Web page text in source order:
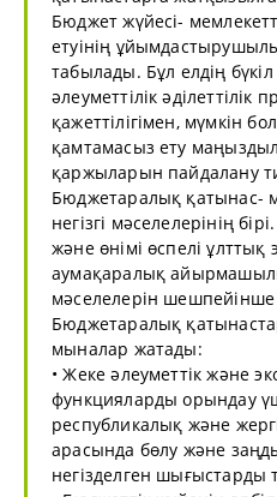
Бюджет жүйесі-
етуінің
табылады. Бұл елдің
әлеуметтілік әділеттілік
қажеттілігімен, мүмкін
қамтамасыз ету
қаржыларын пайдалану
Бюджетаралық қатынас-
негізгі мәселелерінің
және өнімі өспелі
аумақаралық
мәселелерін
Бюджетаралық
мыналар жатады:
• Жеке әлеуметтік және
функцияларды орындау
республикалық және
арасында бөлу және
негізделген шығыстарды